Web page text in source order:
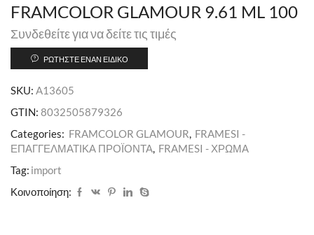
FRAMCOLOR GLAMOUR 9.61 ML 100
Συνδεθείτε για να δείτε τις τιμές
ΡΩΤΉΣΤΕ ΈΝΑΝ ΕΙΔΙΚΌ
SKU: A13605
GTIN: 8032505879326
Categories: FRAMCOLOR GLAMOUR, FRAMESI -
ΕΠΑΓΓΕΛΜΑΤΙΚΑ ΠΡΟΪΟΝΤΑ, FRAMESI - ΧΡΩΜΑ
Tag: import
Κοινοποίηση: